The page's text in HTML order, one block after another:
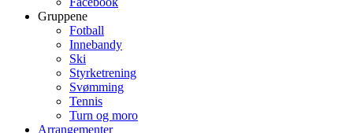
Gruppene
Fotball
Innebandy
Ski
Styrketrening
Svømming
Tennis
Turn og moro
Arrangementer